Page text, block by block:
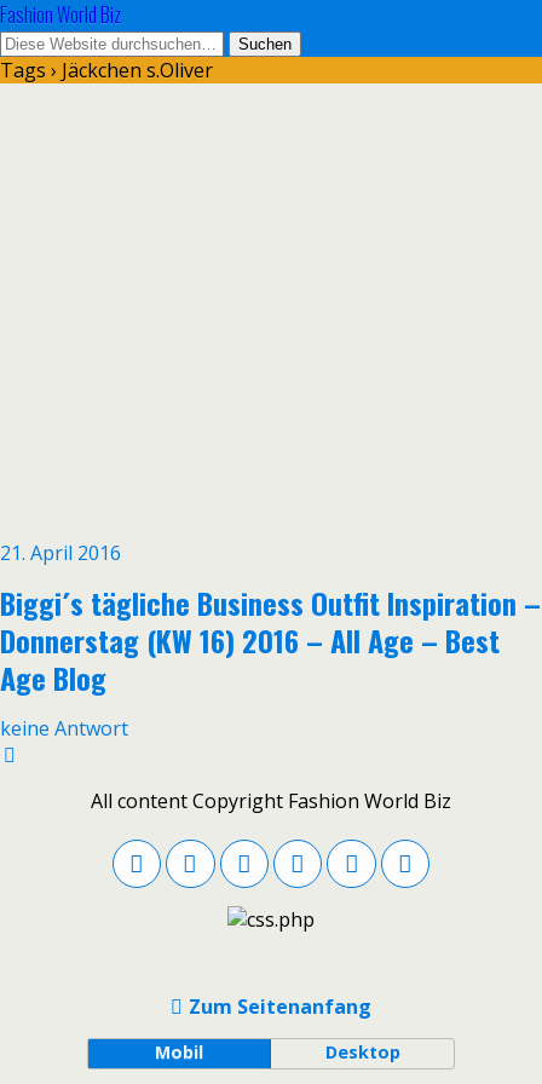
Fashion World Biz
Tags › Jäckchen s.Oliver
21. April 2016
Biggi´s tägliche Business Outfit Inspiration –
Donnerstag (KW 16) 2016 – All Age – Best
Age Blog
keine Antwort
All content Copyright Fashion World Biz
Zum Seitenanfang
Mobil Desktop